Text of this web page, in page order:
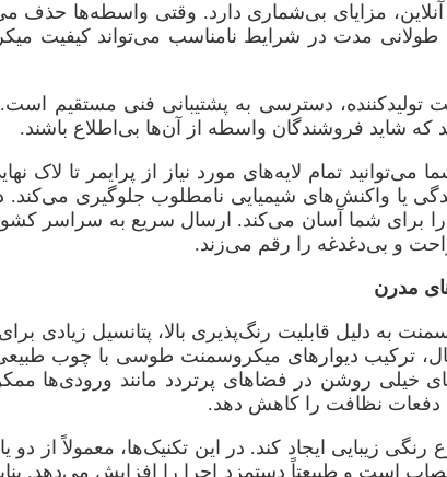
مزایای بی‌شماری دارد. وقتی واسطه‌ها حذف
طولانی مدت در شرایط نامناسب می‌تواند کیفیت
تولیدکننده، دسترسی به پشتیبانی فنی مستقیم
که شاید فروشندگان واسطه از آن‌ها بی‌اطلاع باشند.
می‌توانید تمام لایه‌های مورد نیاز از پرایمر تا
یا واکنش‌های شیمیایی نامطلوب جلوگیری
شما آسان می‌کند. ارسال سریع به سراسر کشور
و بی‌دغدغه را رقم می‌زند.
مدرن
به دلیل قابلیت رنگ‌پذیری بالا، پتانسیل زیادی
ترکیب دیوارهای میکروسمنت طوسی با چوب
خیلی روشن در فضاهای پرتردد مانند ورودی‌ها
دفعات نظافت را کاهش دهد.
رنگی زیبایی ایجاد کند. در این تکنیک‌ها، معمولاً
است و طبیعتاً دستمزد اجرا را افزایش می‌دهد.